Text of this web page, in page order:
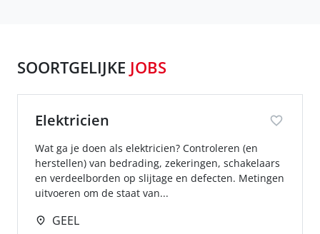
SOORTGELIJKE JOBS
Elektricien
Wat ga je doen als elektricien? Controleren (en
herstellen) van bedrading, zekeringen, schakelaars
en verdeelborden op slijtage en defecten. Metingen
uitvoeren om de staat van...
GEEL